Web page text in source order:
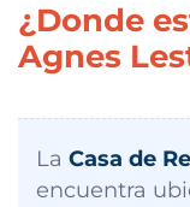
¿Donde
Agnes
La Casa de
encuentra